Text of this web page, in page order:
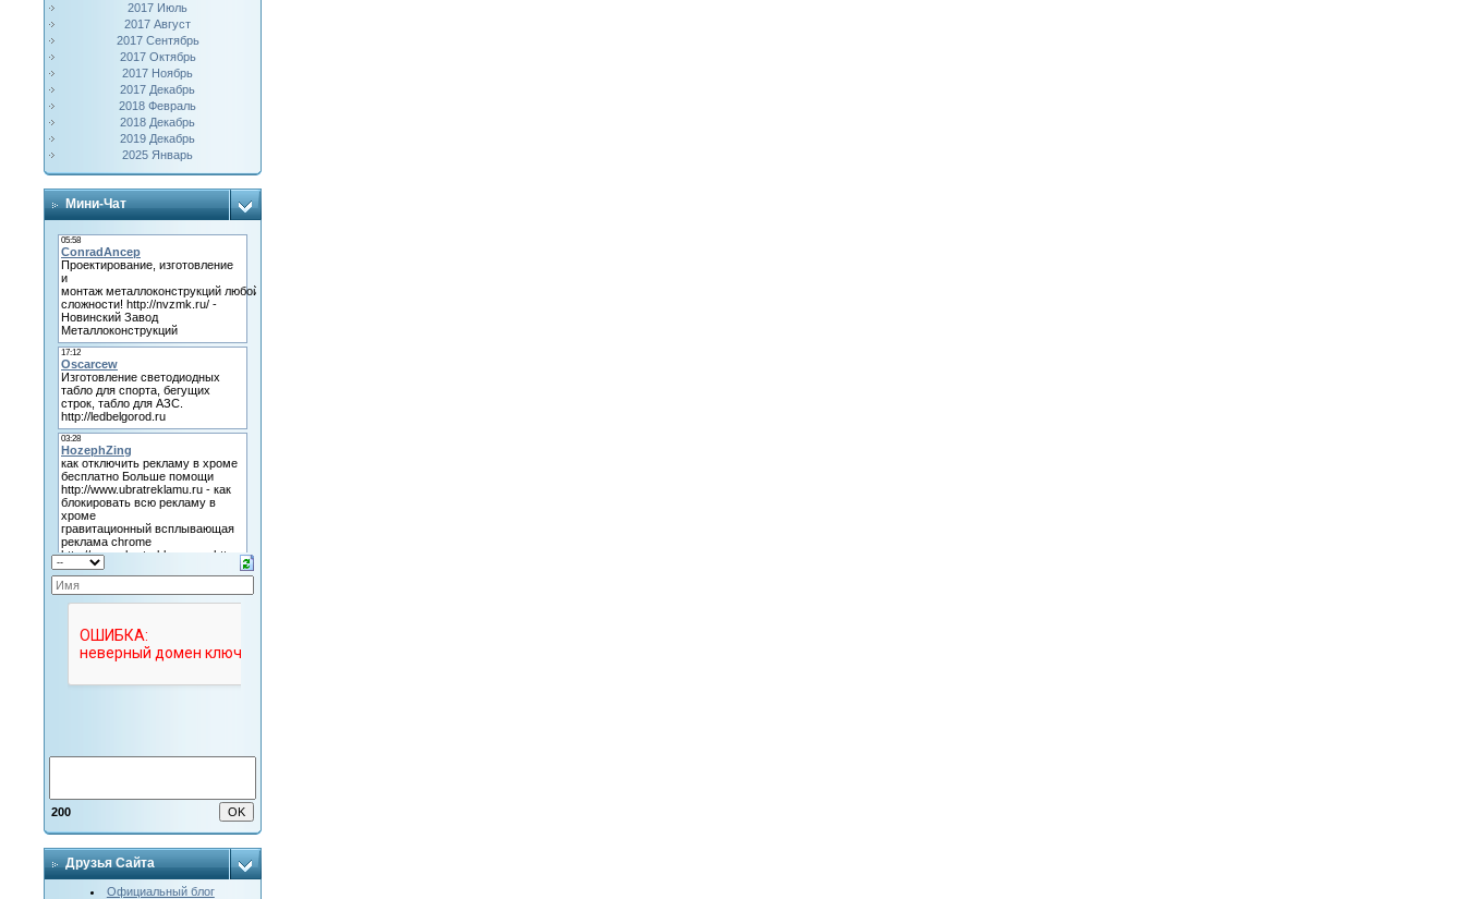
2017 Июль
2017 Август
2017 Сентябрь
2017 Октябрь
2017 Ноябрь
2017 Декабрь
2018 Февраль
2018 Декабрь
2019 Декабрь
2025 Январь
Мини-Чат
200
Друзья Сайта
Официальный блог